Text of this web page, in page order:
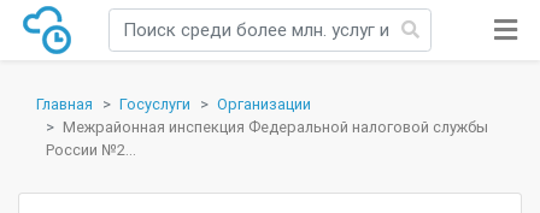
Главная Госуслуги
Организации
Межрайонная инспекция Федеральной налоговой службы
России №2...